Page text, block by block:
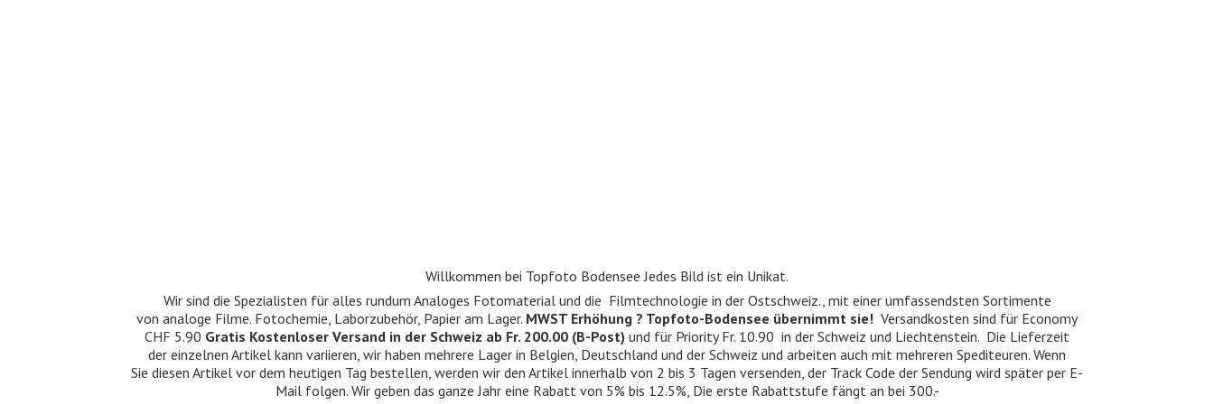
Willkommen bei Topfoto Bodensee Jedes Bild ist ein Unikat.
Wir sind die Spezialisten für alles rundum Analoges Fotomaterial und die Filmtechnologie in der Ostschweiz., mit einer umfassendsten Sortimente
von analoge Filme. Fotochemie, Laborzubehör, Papier am Lager. MWST Erhöhung ? Topfoto-Bodensee übernimmt sie! Versandkosten sind für Economy
CHF 5.90 Gratis Kostenloser Versand in der Schweiz ab Fr. 200.00 (B-Post) und für Priority Fr. 10.90 in der Schweiz und Liechtenstein. Die Lieferzeit
der einzelnen Artikel kann variieren, wir haben mehrere Lager in Belgien, Deutschland und der Schweiz und arbeiten auch mit mehreren Spediteuren. Wenn
Sie diesen Artikel vor dem heutigen Tag bestellen, werden wir den Artikel innerhalb von 2 bis 3 Tagen versenden, der Track Code der Sendung wird später per E-
Mail folgen. Wir geben das ganze Jahr eine Rabatt von 5% bis 12.5%, Die erste Rabattstufe fängt an bei 300.-